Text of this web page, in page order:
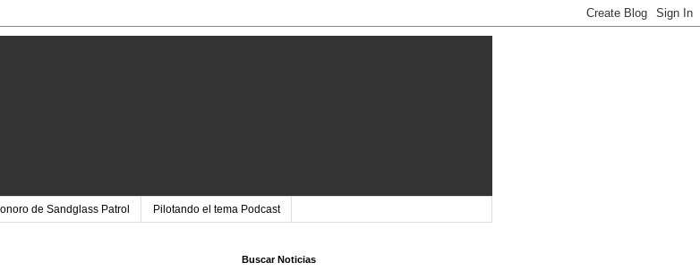
de Sandglass Patrol Pilotando el tema Podcast
Buscar Noticias